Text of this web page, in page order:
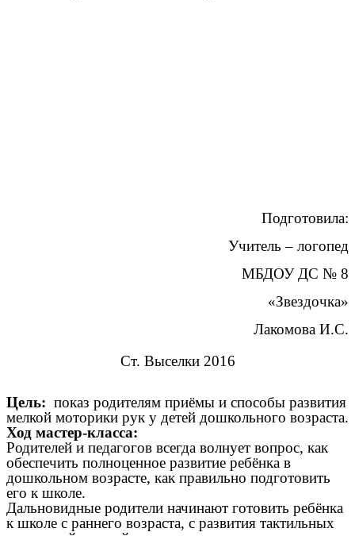
Подготовила:
Учитель – логопед
МБДОУ ДС № 8
«Звездочка»
Лакомова И.С.
Ст. Выселки 2016
Цель: показ родителям приёмы и способы развития
мелкой моторики рук у детей дошкольного возраста.
Ход мастер-класса:
Родителей и педагогов всегда волнует вопрос, как
обеспечить полноценное развитие ребёнка в
дошкольном возрасте, как правильно подготовить
его к школе.
Дальновидные родители начинают готовить ребёнка
к школе с раннего возраста, с развития тактильных